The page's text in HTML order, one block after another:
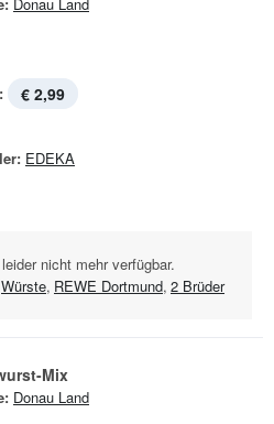
€ 2,99
EDEKA
nicht mehr verfügbar.
Würste, REWE Dortmund, 2 Brüder
Mix
Donau Land